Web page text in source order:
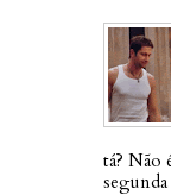
tá? Não